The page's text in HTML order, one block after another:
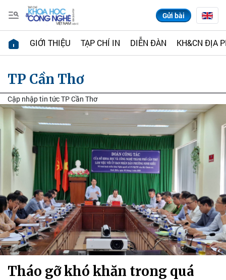
Gửi bài
GIỚI THIỆU TẠP CHÍ IN DIỄN ĐÀN KH&CN ĐỊA
TP Cần Thơ
Cập nhập tin tức TP Cần Thơ
Tháo gỡ khó khăn trong quá